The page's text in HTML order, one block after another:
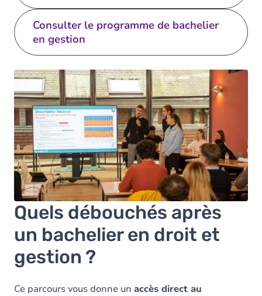
Consulter le programme de bachelier
en gestion
Quels débouchés après
un bachelier en droit et
gestion ?
Ce parcours vous donne un accès direct au